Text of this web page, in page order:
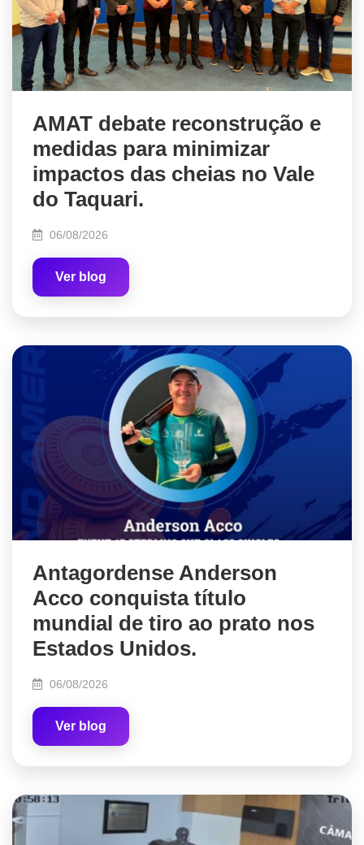
AMAT debate reconstrução e
medidas para minimizar
impactos das cheias no Vale
do Taquari.
06/08/2026
Ver blog
Antagordense Anderson
Acco conquista título
mundial de tiro ao prato nos
Estados Unidos.
06/08/2026
Ver blog